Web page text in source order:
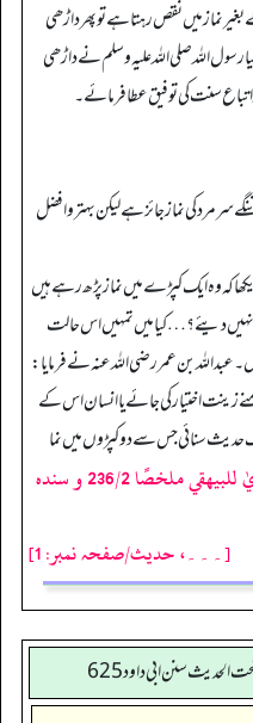
نماز میں نقص رہتا ہے تو پھر داڑھی
اللہ صلی اللہ علیہ وسلم نے داڑھی
اتباع سنت کی توفیق عطا فرمائے۔
مرد کی نماز جائز ہے لیکن بہتر و افضل
کہ وہ ایک کپڑے میں نماز پڑھ رہے ہیں
دیئے؟ …کیا میں تمہیں اس حالت
عبداللہ بن عمر رضی اللہ عنہ نے فرمایا:
زینت اختیار کی جائے یا انسان اس کے
حدیث سنائی جس سے دو کپڑوں میں نما
[السنن الكبريٰ للبيهقي ملخصًا 236/2 و سنده
[۔۔۔، حدیث/صفحہ نمبر: 1]
الحديث سنن ابي داود 625